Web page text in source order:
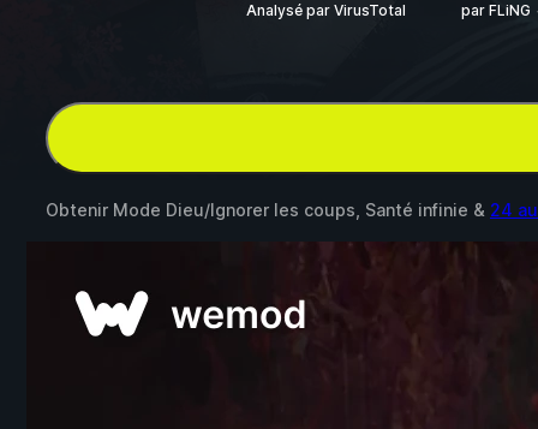
Analysé par VirusTotal par FLiNG
Obtenir Mode Dieu/Ignorer les coups, Santé infinie & 24